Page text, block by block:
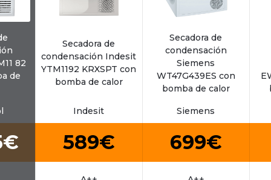
82
de
Secadora de
condensación Indesit
YTM1192 KRXSPT con
bomba de calor
Secadora de
condensación
Siemens
WT47G439ES con
bomba de calor
Indesit Siemens
589€ 699€